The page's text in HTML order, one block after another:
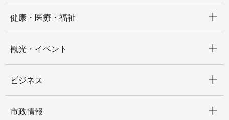
健康・医療・福祉
観光・イベント
ビジネス
市政情報